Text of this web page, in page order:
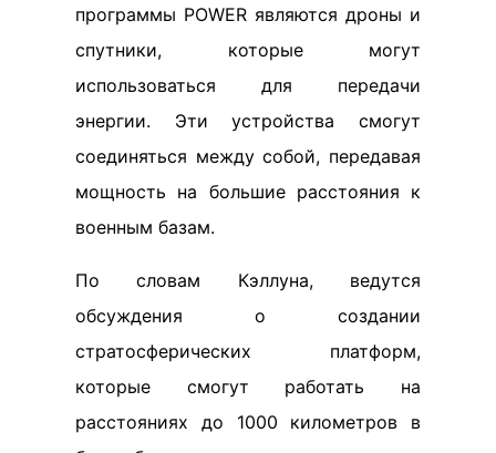
программы POWER являются дроны и
спутники, которые могут
использоваться для передачи
энергии. Эти устройства смогут
соединяться между собой, передавая
мощность на большие расстояния к
военным базам.
По словам Кэллуна, ведутся
обсуждения о создании
стратосферических платформ,
которые смогут работать на
расстояниях до 1000 километров в